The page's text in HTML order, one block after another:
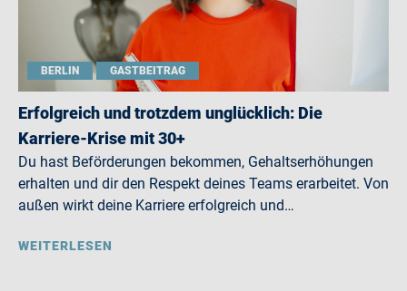
BERLIN GASTBEITRAG
Erfolgreich und trotzdem unglücklich: Die
Karriere-Krise mit 30+
Du hast Beförderungen bekommen, Gehaltserhöhungen
erhalten und dir den Respekt deines Teams erarbeitet. Von
außen wirkt deine Karriere erfolgreich und…
WEITERLESEN